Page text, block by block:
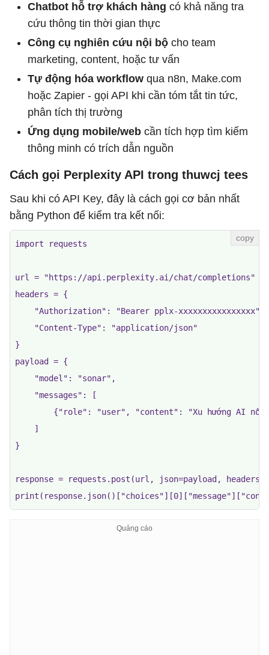
Chatbot hỗ trợ khách hàng có khả năng tra
cứu thông tin thời gian thực
Công cụ nghiên cứu nội bộ cho team
marketing, content, hoặc tư vấn
Tự động hóa workflow qua n8n, Make.com
hoặc Zapier - gọi API khi cần tóm tắt tin tức,
phân tích thị trường
Ứng dụng mobile/web cần tích hợp tìm kiếm
thông minh có trích dẫn nguồn
Cách gọi Perplexity API trong thuwcj tees
Sau khi có API Key, đây là cách gọi cơ bản nhất
bằng Python để kiểm tra kết nối:
import requests
url = "https://api.perplexity.ai/chat/completions"
headers = {
    "Authorization": "Bearer pplx-xxxxxxxxxxxxxxxx",
    "Content-Type": "application/json"
}
payload = {
    "model": "sonar",
    "messages": [
{"role": "user", "content": "Xu hướng AI
    ]
}
response = requests.post(url, json=payload,